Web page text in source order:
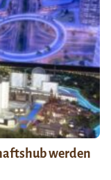
werden